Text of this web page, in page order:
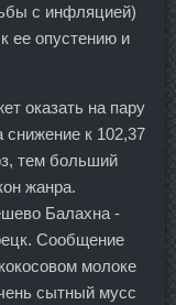
с инфляцией)
ее опустению и
оказать на пару
снижение к 102,37
тем больший
жанра.
Балахна -
Сообщение
молоке
сытный мусс